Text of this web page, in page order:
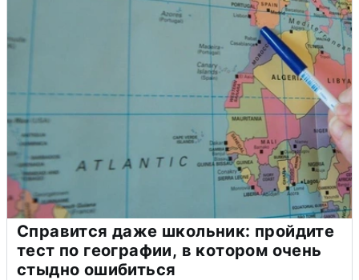
Справится даже школьник: пройдите
тест по географии, в котором очень
стыдно ошибиться